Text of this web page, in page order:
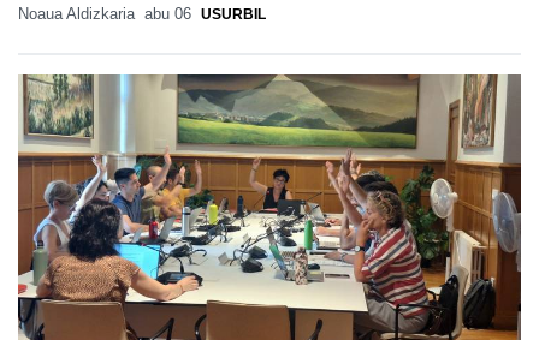
Noaua Aldizkaria abu 06 USURBIL